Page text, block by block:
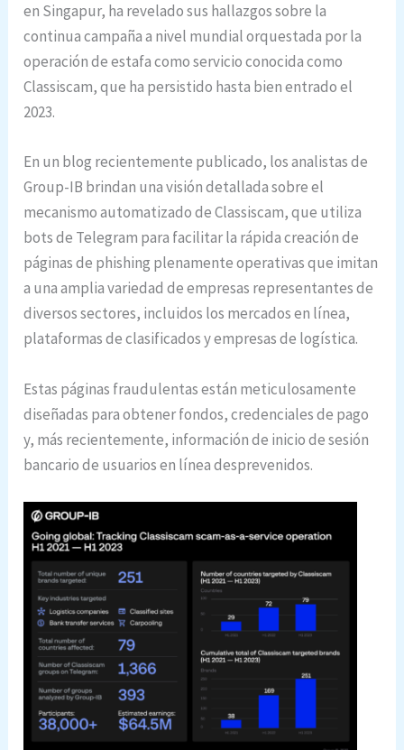
en Singapur, ha revelado sus hallazgos sobre la
continua campaña a nivel mundial orquestada por la
operación de estafa como servicio conocida como
Classiscam, que ha persistido hasta bien entrado el
2023.
En un blog recientemente publicado, los analistas de
Group-IB brindan una visión detallada sobre el
mecanismo automatizado de Classiscam, que utiliza
bots de Telegram para facilitar la rápida creación de
páginas de phishing plenamente operativas que imitan
a una amplia variedad de empresas representantes de
diversos sectores, incluidos los mercados en línea,
plataformas de clasificados y empresas de logística.
Estas páginas fraudulentas están meticulosamente
diseñadas para obtener fondos, credenciales de pago
y, más recientemente, información de inicio de sesión
bancario de usuarios en línea desprevenidos.